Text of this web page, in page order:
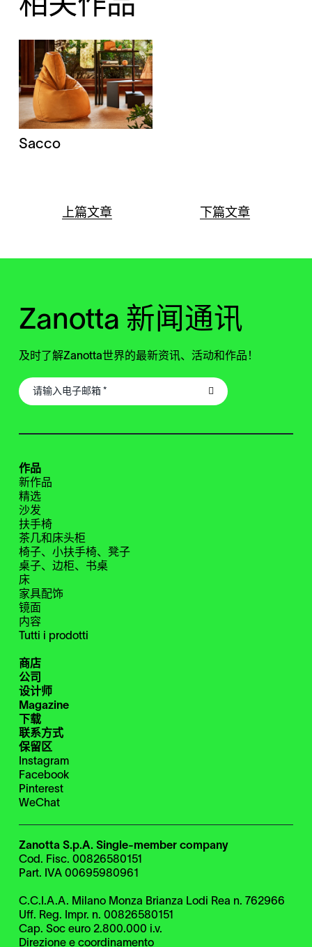
相关作品
Sacco
上篇文章 下篇文章
Zanotta 新闻通讯
及时了解Zanotta世界的最新资讯、活动和作品！
作品
新作品
精选
沙发
扶手椅
茶几和床头柜
椅子、小扶手椅、凳子
桌子、边柜、书桌
床
家具配饰
镜面
内容
Tutti i prodotti
商店
公司
设计师
Magazine
下载
联系方式
保留区
Instagram
Facebook
Pinterest
WeChat
Zanotta S.p.A. Single-member company
Cod. Fisc. 00826580151
Part. IVA 00695980961
C.C.I.A.A. Milano Monza Brianza Lodi Rea n. 762966
Uff. Reg. Impr. n. 00826580151
Cap. Soc euro 2.800.000 i.v.
Direzione e coordinamento